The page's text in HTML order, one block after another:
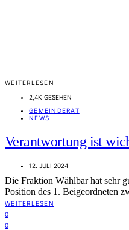
WEITERLESEN
2,4K GESEHEN
GEMEINDERAT
NEWS
Verantwortung ist
12. JULI 2024
Die Fraktion Wählbar hat sehr
Position des 1. Beigeordneten
WEITERLESEN
0
0